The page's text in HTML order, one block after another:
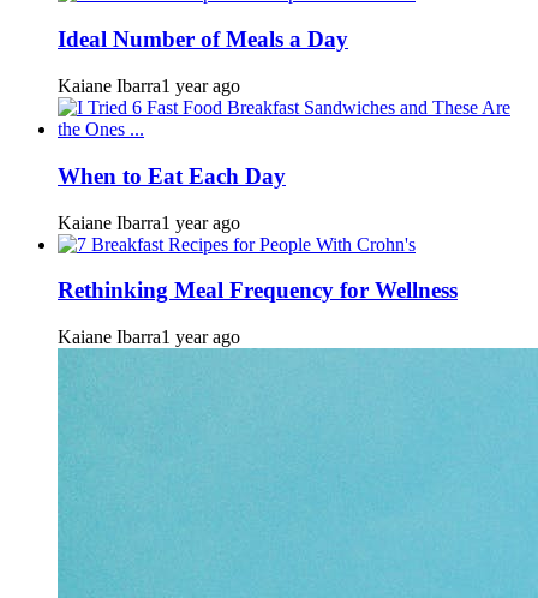
Ideal Number of Meals a Day
Kaiane Ibarra1 year ago
When to Eat Each Day
Kaiane Ibarra1 year ago
Rethinking Meal Frequency for Wellness
Kaiane Ibarra1 year ago